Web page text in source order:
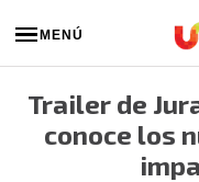
MENÚ
Trailer de
conoce los